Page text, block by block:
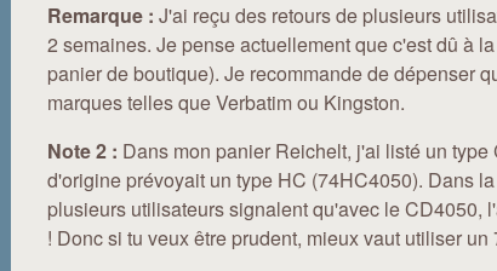
Remarque : J'ai reçu des retours de plusieurs
2 semaines. Je pense actuellement que c'est dû à
panier de boutique). Je recommande de dépenser
marques telles que Verbatim ou Kingston.
Note 2 : Dans mon panier Reichelt, j'ai listé un
d'origine prévoyait un type HC (74HC4050). Dans
plusieurs utilisateurs signalent qu'avec le CD4050,
! Donc si tu veux être prudent, mieux vaut utiliser un